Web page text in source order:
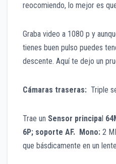
reocomiendo, lo mejor es
Graba video a 1080 p y
tienes buen pulso puedes
descente. Aquí te dejo un
Cámaras traseras: Triple
Trae un Sensor principa
6P; soporte AF. Mono: 2
que básdicamente en un